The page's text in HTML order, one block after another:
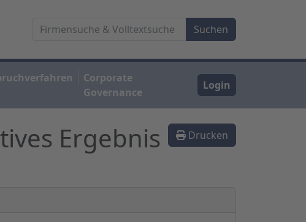
Corporate
Governance
Login
Drucken
Ergebnis